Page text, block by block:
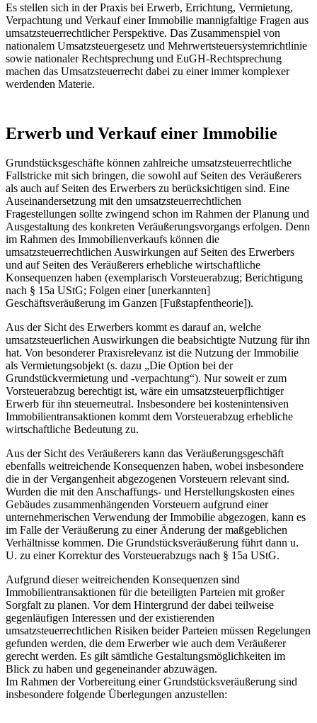
Es stellen sich in der Praxis bei Erwerb, Errichtung, Vermietung,
Verpachtung und Verkauf einer Immobilie mannigfaltige Fragen aus
umsatzsteuerrechtlicher Perspektive. Das Zusammenspiel von
nationalem Umsatzsteuergesetz und Mehrwertsteuersystemrichtlinie
sowie nationaler Rechtsprechung und EuGH-Rechtsprechung
machen das Umsatzsteuerrecht dabei zu einer immer komplexer
werdenden Materie.
Erwerb und Verkauf einer Immobilie
Grundstücksgeschäfte können zahlreiche umsatzsteuerrechtliche
Fallstricke mit sich bringen, die sowohl auf Seiten des Veräußerers
als auch auf Seiten des Erwerbers zu berücksichtigen sind. Eine
Auseinandersetzung mit den umsatzsteuerrechtlichen
Fragestellungen sollte zwingend schon im Rahmen der Planung und
Ausgestaltung des konkreten Veräußerungsvorgangs erfolgen. Denn
im Rahmen des Immobilienverkaufs können die
umsatzsteuerrechtlichen Auswirkungen auf Seiten des Erwerbers
und auf Seiten des Veräußerers erhebliche wirtschaftliche
Konsequenzen haben (exemplarisch Vorsteuerabzug; Berichtigung
nach § 15a UStG; Folgen einer [unerkannten]
Geschäftsveräußerung im Ganzen [Fußstapfentheorie]).
Aus der Sicht des Erwerbers kommt es darauf an, welche
umsatzsteuerlichen Auswirkungen die beabsichtigte Nutzung für ihn
hat. Von besonderer Praxisrelevanz ist die Nutzung der Immobilie
als Vermietungsobjekt (s. dazu „Die Option bei der
Grundstückvermietung und -verpachtung“). Nur soweit er zum
Vorsteuerabzug berechtigt ist, wäre ein umsatzsteuerpflichtiger
Erwerb für ihn steuerneutral. Insbesondere bei kostenintensiven
Immobilientransaktionen kommt dem Vorsteuerabzug erhebliche
wirtschaftliche Bedeutung zu.
Aus der Sicht des Veräußerers kann das Veräußerungsgeschäft
ebenfalls weitreichende Konsequenzen haben, wobei insbesondere
die in der Vergangenheit abgezogenen Vorsteuern relevant sind.
Wurden die mit den Anschaffungs- und Herstellungskosten eines
Gebäudes zusammenhängenden Vorsteuern aufgrund einer
unternehmerischen Verwendung der Immobilie abgezogen, kann es
im Falle der Veräußerung zu einer Änderung der maßgeblichen
Verhältnisse kommen. Die Grundstücksveräußerung führt dann u.
U. zu einer Korrektur des Vorsteuerabzugs nach § 15a UStG.
Aufgrund dieser weitreichenden Konsequenzen sind
Immobilientransaktionen für die beteiligten Parteien mit großer
Sorgfalt zu planen. Vor dem Hintergrund der dabei teilweise
gegenläufigen Interessen und der existierenden
umsatzsteuerrechtlichen Risiken beider Parteien müssen Regelungen
gefunden werden, die dem Erwerber wie auch dem Veräußerer
gerecht werden. Es gilt sämtliche Gestaltungsmöglichkeiten im
Blick zu haben und gegeneinander abzuwägen.
Im Rahmen der Vorbereitung einer Grundstücksveräußerung sind
insbesondere folgende Überlegungen anzustellen: